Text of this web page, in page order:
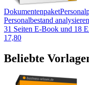
Dokumentenpaket
Personalbestand
31 Seiten E-Book und 18
17,80
Beliebte